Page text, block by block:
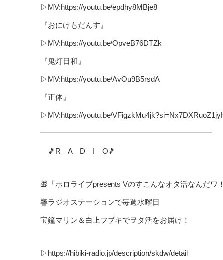
▷MV:https://youtu.be/epdhy8MBje8
『おにけもだんす』
▷MV:https://youtu.be/OpveB76DTZk
『鬼灯日和』
▷MV:https://youtu.be/AvOu9B5rsdA
『正体』
▷MV:https://youtu.be/
━━━━━━━━━━━━━━━━━━━━━━━
🎵R A D I O🎵
🎁「ホロライブpresents Vのすこんなオタ活なんだワ
響ラジオステーションで毎週水曜日
宝鐘マリン＆白上フブキでヲタ活をお届け！
▷https://hibiki-radio.jp/description/skdw/detail